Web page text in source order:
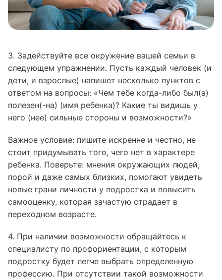
3. Задействуйте все окружение вашей семьи в
следующем упражнении. Пусть каждый человек (и
дети, и взрослые) напишет несколько пунктов с
ответом на вопросы: «Чем тебе когда-либо был(а)
полезен(-на) (имя ребенка)? Какие ты видишь у
него (нее) сильные стороны и возможности?»
Важное условие: пишите искренне и честно, не
стоит придумывать того, чего нет в характере
ребенка. Поверьте: мнения окружающих людей,
порой и даже самых близких, помогают увидеть
новые грани личности у подростка и повысить
самооценку, которая зачастую страдает в
переходном возрасте.
4. При наличии возможности обращайтесь к
специалисту по профориентации, с которым
подростку будет легче выбрать определенную
профессию. При отсутствии такой возможности